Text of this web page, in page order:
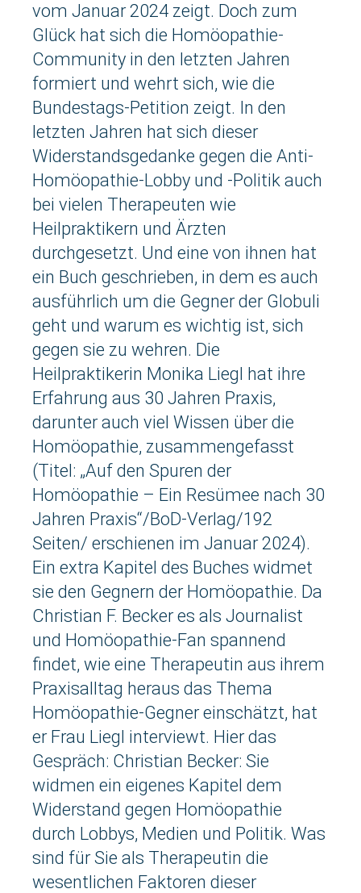
vom Januar 2024 zeigt. Doch zum
Glück hat sich die Homöopathie-
Community in den letzten Jahren
formiert und wehrt sich, wie die
Bundestags-Petition zeigt. In den
letzten Jahren hat sich dieser
Widerstandsgedanke gegen die Anti-
Homöopathie-Lobby und -Politik auch
bei vielen Therapeuten wie
Heilpraktikern und Ärzten
durchgesetzt. Und eine von ihnen hat
ein Buch geschrieben, in dem es auch
ausführlich um die Gegner der Globuli
geht und warum es wichtig ist, sich
gegen sie zu wehren. Die
Heilpraktikerin Monika Liegl hat ihre
Erfahrung aus 30 Jahren Praxis,
darunter auch viel Wissen über die
Homöopathie, zusammengefasst
(Titel: „Auf den Spuren der
Homöopathie – Ein Resümee nach 30
Jahren Praxis“/BoD-Verlag/192
Seiten/ erschienen im Januar 2024).
Ein extra Kapitel des Buches widmet
sie den Gegnern der Homöopathie. Da
Christian F. Becker es als Journalist
und Homöopathie-Fan spannend
findet, wie eine Therapeutin aus ihrem
Praxisalltag heraus das Thema
Homöopathie-Gegner einschätzt, hat
er Frau Liegl interviewt. Hier das
Gespräch: Christian Becker: Sie
widmen ein eigenes Kapitel dem
Widerstand gegen Homöopathie
durch Lobbys, Medien und Politik. Was
sind für Sie als Therapeutin die
wesentlichen Faktoren dieser